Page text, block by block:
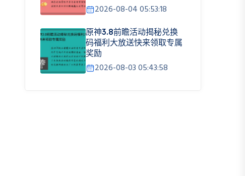
2026-08-04 05:53:18
原神3.8前瞻活动揭秘兑换
码福利大放送快来领取专属
奖励
2026-08-03 05:43:58